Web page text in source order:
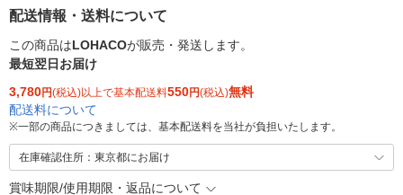
配送情報・送料について
この商品はLOHACOが販売・発送します。
最短翌日お届け
3,780円(税込)以上で基本配送料550円(税込)無料
配送料について
※一部の商品につきましては、基本配送料を当社が負担いたします。
在庫確認住所：東京都にお届け
賞味期限/使用期限・返品について